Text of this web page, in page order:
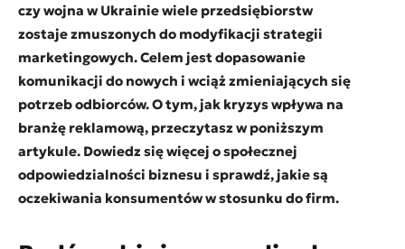
czy wojna w Ukrainie wiele przedsiębiorstw
zostaje zmuszonych do modyfikacji strategii
marketingowych. Celem jest dopasowanie
komunikacji do nowych i wciąż zmieniających się
potrzeb odbiorców. O tym, jak kryzys wpływa na
branżę reklamową, przeczytasz w poniższym
artykule. Dowiedz się więcej o społecznej
odpowiedzialności biznesu i sprawdź, jakie są
oczekiwania konsumentów w stosunku do firm.